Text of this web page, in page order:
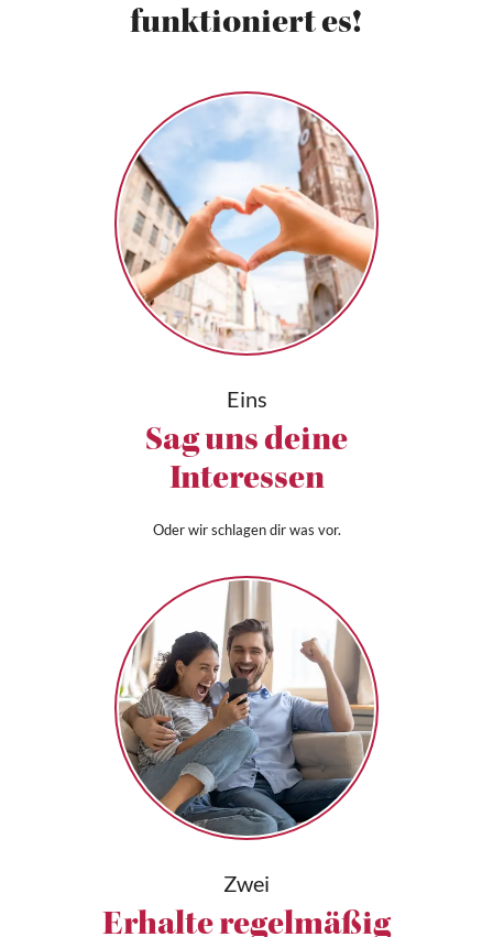
funktioniert es!
Eins
Sag uns deine
Interessen
Oder wir schlagen dir was vor.
Zwei
Erhalte regelmäßig